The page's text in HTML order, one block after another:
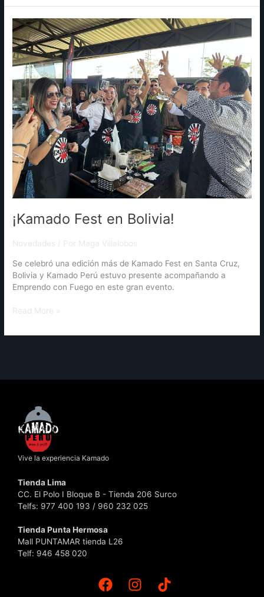
¡Kamado Fest en Bolivia!
Novedades / Por Maga Villalobos
Se celebró una edición más de Kamado Fest en Santa Cruz,
Bolivia y Kamado Perú estuvo presente acompañando a
Emprendo con Fuego en este gran evento.
¡Kamado
Fest
en
Bolivia!
Read More »
Vive la experiencia Kamado
Tienda Lima
CC. El Polo I Bloque B - Tienda 206 Surco
Telfs: 977 400 193 / 960 232 025
Tienda Punta Hermosa
Mall PUNTAMAR tienda L26
Telf: 946 458 020